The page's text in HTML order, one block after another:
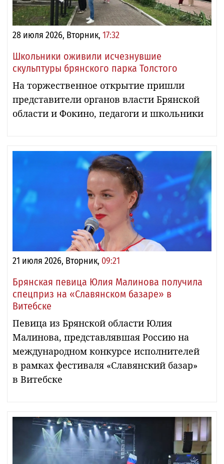
28 июля 2026, Вторник, 17:32
Школьники оживили исчезнувшие
скульптуры брянского парка Толстого
На торжественное открытие пришли
представители органов власти Брянской
области и Фокино, педагоги и школьники
21 июля 2026, Вторник, 09:21
Брянская певица Юлия Малинова получила
спецприз на «Славянском базаре» в
Витебске
Певица из Брянской области Юлия
Малинова, представлявшая Россию на
международном конкурсе исполнителей
в рамках фестиваля «Славянский базар»
в Витебске